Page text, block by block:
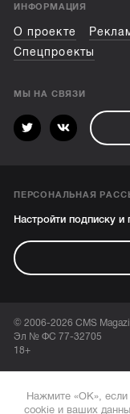
ИНФОРМАЦИЯ
О проекте
Спецпроекты
МЫ НА СВЯЗИ
ПЕРСОНАЛЬНАЯ
Настройти подписку
© 2006-2026 CMS
Эл № ФС 77-32705
18+
Нажмите «ОК», если
cookie и ваших